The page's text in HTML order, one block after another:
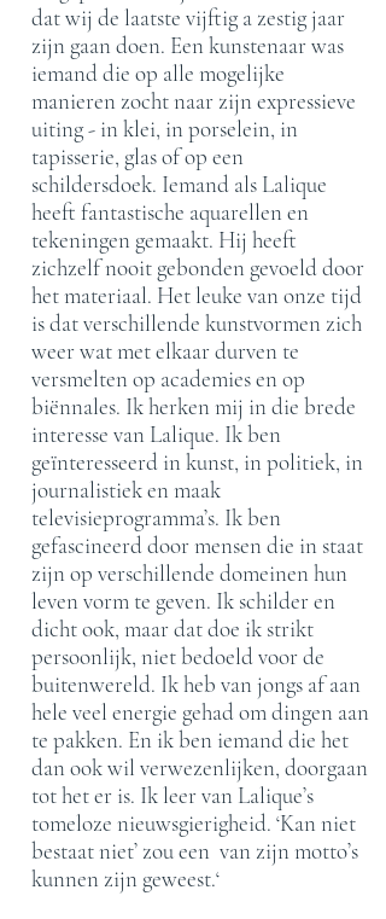
dat wij de laatste vijftig a zestig jaar
zijn gaan doen. Een kunstenaar was
iemand die op alle mogelijke
manieren zocht naar zijn expressieve
uiting - in klei, in porselein, in
tapisserie, glas of op een
schildersdoek. Iemand als Lalique
heeft fantastische aquarellen en
tekeningen gemaakt. Hij heeft
zichzelf nooit gebonden gevoeld door
het materiaal. Het leuke van onze tijd
is dat verschillende kunstvormen zich
weer wat met elkaar durven te
versmelten op academies en op
biënnales. Ik herken mij in die brede
interesse van Lalique. Ik ben
geïnteresseerd in kunst, in politiek, in
journalistiek en maak
televisieprogramma’s. Ik ben
gefascineerd door mensen die in staat
zijn op verschillende domeinen hun
leven vorm te geven. Ik schilder en
dicht ook, maar dat doe ik strikt
persoonlijk, niet bedoeld voor de
buitenwereld. Ik heb van jongs af aan
hele veel energie gehad om dingen aan
te pakken. En ik ben iemand die het
dan ook wil verwezenlijken, doorgaan
tot het er is. Ik leer van Lalique’s
tomeloze nieuwsgierigheid. ‘Kan niet
bestaat niet’ zou een van zijn motto’s
kunnen zijn geweest.‘